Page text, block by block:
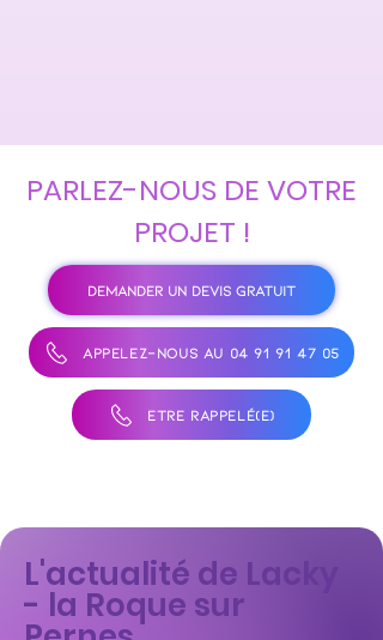
PARLEZ-NOUS DE VOTRE
PROJET !
DEMANDER UN DEVIS GRATUIT
APPELEZ-NOUS AU 04 91 91 47 05
ÊTRE RAPPELÉ(E)
L'actualité de Lacky
- la Roque sur